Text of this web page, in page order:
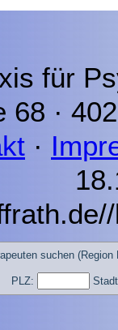
für
·
·
suchen
PLZ: